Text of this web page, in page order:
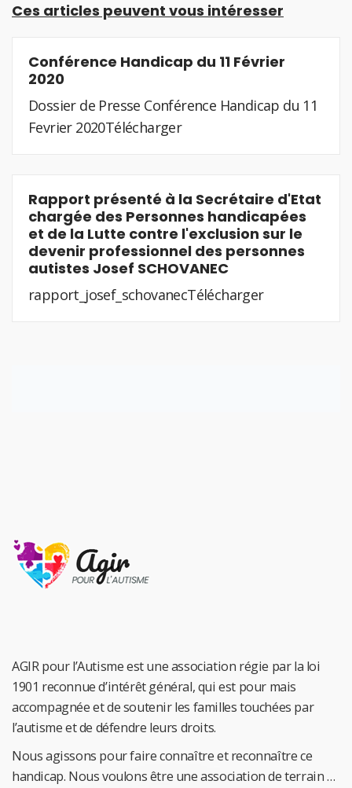
Ces articles peuvent vous intéresser
Conférence Handicap du 11 Février
2020
Dossier de Presse Conférence Handicap du 11
Fevrier 2020Télécharger
Rapport présenté à la Secrétaire d'Etat
chargée des Personnes handicapées
et de la Lutte contre l'exclusion sur le
devenir professionnel des personnes
autistes Josef SCHOVANEC
rapport_josef_schovanecTélécharger
AGIR pour l’Autisme est une association régie par la loi
1901 reconnue d’intérêt général, qui est pour mais
accompagnée et de soutenir les familles touchées par
l’autisme et de défendre leurs droits.
Nous agissons pour faire connaître et reconnaître ce
handicap. Nous voulons être une association de terrain …